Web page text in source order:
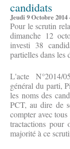
candidats
Jeudi 9 Octobre 2014
Pour le scrutin
dimanche 12
investi 38
partielles dans les
L'acte N°2014/
général du parti,
les noms des
PCT, au dire de
compter avec
tractactions pour
majorité à ce